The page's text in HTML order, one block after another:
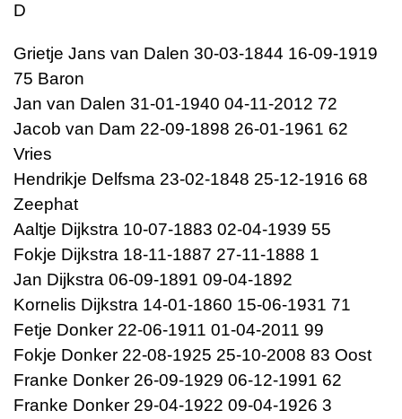
D
Grietje Jans van Dalen 30-03-1844 16-09-1919
75 Baron
Jan van Dalen 31-01-1940 04-11-2012 72
Jacob van Dam 22-09-1898 26-01-1961 62
Vries
Hendrikje Delfsma 23-02-1848 25-12-1916 68
Zeephat
Aaltje Dijkstra 10-07-1883 02-04-1939 55
Fokje Dijkstra 18-11-1887 27-11-1888 1
Jan Dijkstra 06-09-1891 09-04-1892
Kornelis Dijkstra 14-01-1860 15-06-1931 71
Fetje Donker 22-06-1911 01-04-2011 99
Fokje Donker 22-08-1925 25-10-2008 83 Oost
Franke Donker 26-09-1929 06-12-1991 62
Franke Donker 29-04-1922 09-04-1926 3